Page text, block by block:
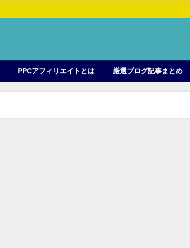
PPCアフィリエイトとは 厳選ブログ記事まとめ